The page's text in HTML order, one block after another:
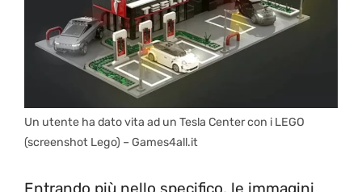
Un utente ha dato vita ad un Tesla Center con i LEGO
(screenshot Lego) – Games4all.it